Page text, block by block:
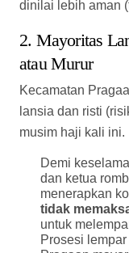
menerapkan
untuk
Prosesi
Pragaan
jemaah lain
yang
3. Kekompakan
Salah satu poin
asal Madura
solidaritas
kekerabatan yang
secara sukarela